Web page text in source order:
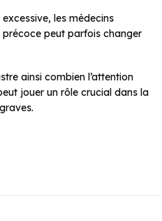
les médecins
précoce peut parfois changer
ainsi combien l’attention
jouer un rôle crucial dans la